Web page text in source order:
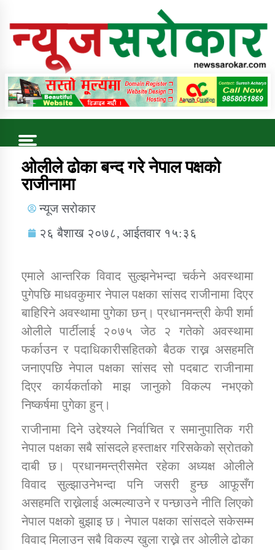
Online News Portal
Trending Now
कुषि बिकास कार्यालय जुम्ला सुचना सन्देश
डिभिजन कार्यालय जुम्लाको सुचना सन्देश
कर्णाली प्रविधि शिक्षालय जुम्लाको सुचना
सामाजिक बिकास कार्यालय जुम्लाकाे सुचना
ओलीले ढोका बन्द गरे नेपाल पक्षको
राजीनामा
न्यूज सरोकार
२६ बैशाख २०७८, आईतवार १५:३६
एमाले आन्तरिक विवाद सुल्झनेभन्दा चर्कने अवस्थामा
पुगेपछि माधवकुमार नेपाल पक्षका सांसद राजीनामा दिएर
बाहिरिने अवस्थामा पुगेका छन्। प्रधानमन्त्री केपी शर्मा
ओलीले पार्टीलाई २०७५ जेठ २ गतेको अवस्थामा
फर्काउन र पदाधिकारीसहितको बैठक राख्न असहमति
जनाएपछि नेपाल पक्षका सांसद सो पदबाट राजीनामा
दिएर कार्यकर्ताको माझ जानुको विकल्प नभएको
निष्कर्षमा पुगेका हुन्।
राजीनामा दिने उद्देश्यले निर्वाचित र समानुपातिक गरी
नेपाल पक्षका सबै सांसदले हस्ताक्षर गरिसकेको स्रोतको
दाबी छ। प्रधानमन्त्रीसमेत रहेका अध्यक्ष ओलीले
विवाद सुल्झाउनेभन्दा पनि जसरी हुन्छ आफूसँग
असहमति राख्नेलाई अल्मल्याउने र पन्छाउने नीति लिएको
नेपाल पक्षको बुझाइ छ। नेपाल पक्षका सांसदले सकेसम्म
विवाद मिलाउन सबै विकल्प खुला राख्ने तर ओलीले ढोका